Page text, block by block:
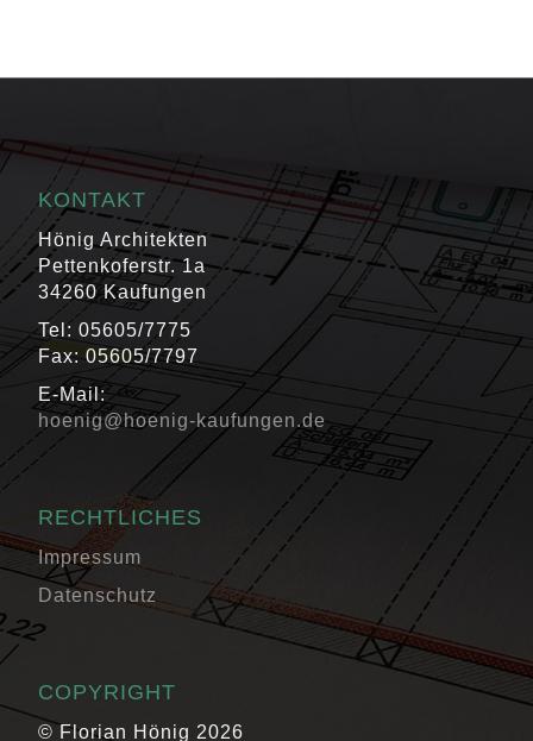
KONTAKT
Hönig Architekten
Pettenkoferstr. 1a
34260 Kaufungen
Tel: 05605/7775
Fax: 05605/7797
E-Mail:
hoenig@hoenig-kaufungen.de
RECHTLICHES
Impressum
Datenschutz
COPYRIGHT
© Florian Hönig 2026